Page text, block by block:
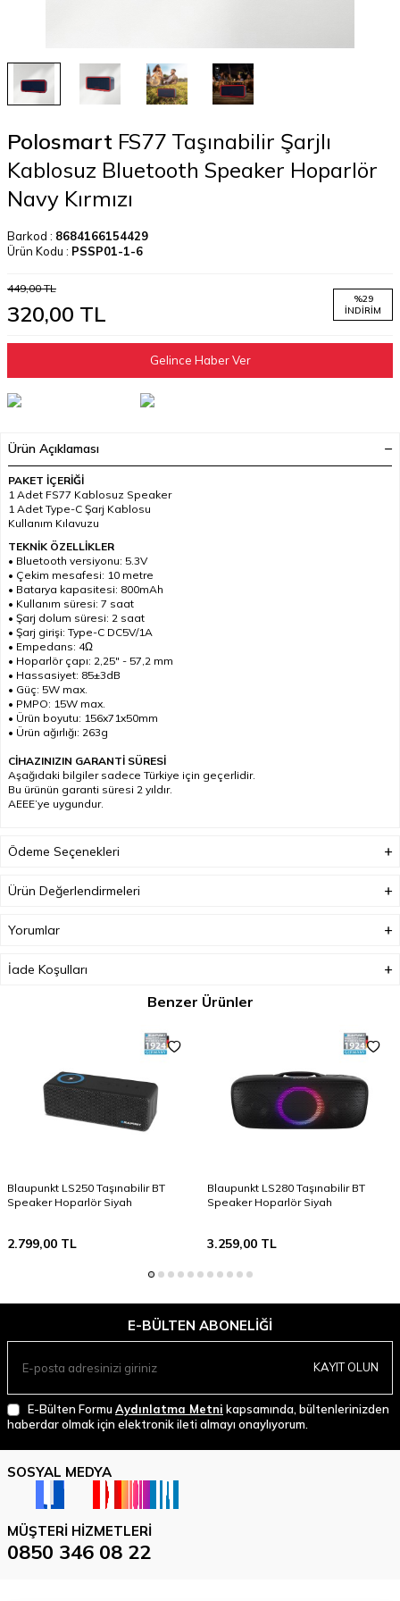
Polosmart FS77 Taşınabilir Şarjlı
Kablosuz Bluetooth Speaker Hoparlör
Navy Kırmızı
Barkod : 8684166154429
Ürün Kodu : PSSP01-1-6
449,00TL
320,00 TL
%29
İNDIRIM
Gelince Haber Ver
Ürün Açıklaması
PAKET İÇERİĞİ
1 Adet FS77 Kablosuz Speaker
1 Adet Type-C Şarj Kablosu
Kullanım Kılavuzu
TEKNİK ÖZELLİKLER
• Bluetooth versiyonu: 5.3V
• Çekim mesafesi: 10 metre
• Batarya kapasitesi: 800mAh
• Kullanım süresi: 7 saat
• Şarj dolum süresi: 2 saat
• Şarj girişi: Type-C DC5V/1A
• Empedans: 4Ω
• Hoparlör çapı: 2,25" - 57,2 mm
• Hassasiyet: 85±3dB
• Güç: 5W max.
• PMPO: 15W max.
• Ürün boyutu: 156x71x50mm
• Ürün ağırlığı: 263g
CİHAZINIZIN GARANTİ SÜRESİ
Aşağıdaki bilgiler sadece Türkiye için geçerlidir.
Bu ürünün garanti süresi 2 yıldır.
AEEE’ye uygundur.
Ödeme Seçenekleri
Ürün Değerlendirmeleri
Yorumlar
İade Koşulları
Benzer Ürünler
Blaupunkt LS250 Taşınabilir BT
Speaker Hoparlör Siyah
2.799,00 TL
Blaupunkt LS280 Taşınabilir BT
Speaker Hoparlör Siyah
3.259,00TL
E-BÜLTEN ABONELIĞI
KAYIT OLUN
E-Bülten Formu Aydınlatma Metni kapsamında, bültenlerinizden
haberdar olmak için elektronik ileti almayı onaylıyorum.
SOSYAL MEDYA
MÜŞTERI HIZMETLERI
0850 346 08 22